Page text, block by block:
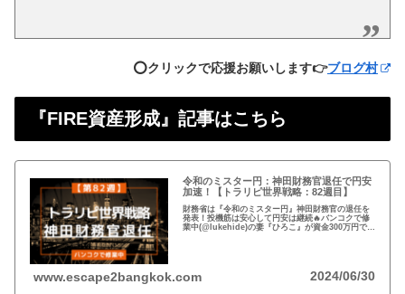
⭕️クリックで応援お願いします👉ブログ村
『FIRE資産形成』記事はこちら
令和のミスター円：神田財務官退任で円安
加速！【トラリピ世界戦略：82週目】
財務省は『令和のミスター円』神田財務官の退任を
発表！投機筋は安心して円安は継続🔥バンコクで修
業中(@lukehide)の妻『ひろこ』が資金300万円で
www.escape2bangkok.com 2024/06/30